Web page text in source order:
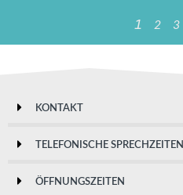
1 2 3
KONTAKT
TELEFONISCHE SPRECHZEITEN
ÖFFNUNGSZEITEN